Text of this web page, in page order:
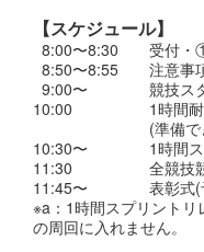
【スケジュール】
8:00〜8:30 受付・①
8:50〜8:55 注意事
9:00〜 競技スタ
10:00 1時間耐久
(準備でき次
10:30〜 1時間スプ
11:30 全競技競
11:45〜 表彰式(
※a：1時間スプリント
の周回に入れません。